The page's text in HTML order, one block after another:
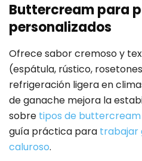
Buttercream para
personalizados
Ofrece sabor cremoso y
(espátula, rústico,
refrigeración ligera en
de ganache mejora la
sobre tipos de buttercream
guía práctica para trabajar
caluroso.